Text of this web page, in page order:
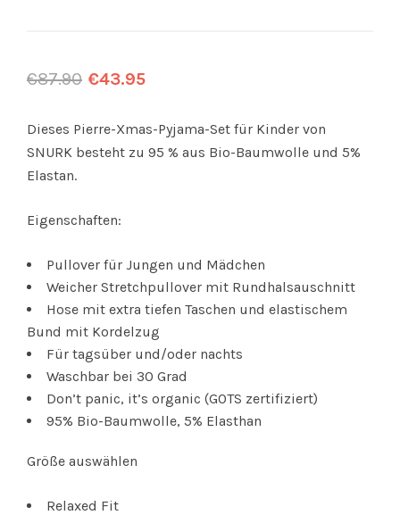
€87.90 €43.95
Dieses Pierre-Xmas-Pyjama-Set für Kinder von
SNURK besteht zu 95 % aus Bio-Baumwolle und 5%
Elastan.
Eigenschaften:
Pullover für Jungen und Mädchen
Weicher Stretchpullover mit Rundhalsauschnitt
Hose mit extra tiefen Taschen und elastischem
Bund mit Kordelzug
Für tagsüber und/oder nachts
Waschbar bei 30 Grad
Don’t panic, it’s organic (GOTS zertifiziert)
95% Bio-Baumwolle, 5% Elasthan
Größe auswählen
Relaxed Fit